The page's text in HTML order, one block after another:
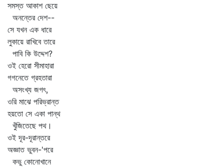
সমস্ত আকাশ ছেয়ে
অনন্তের দেশ--
সে যখন এক ধারে
লুকায়ে রাখিবে তারে
পাবি কি উদ্দেশ?
ওই হেরো সীমাহারা
গগনেতে গ্রহতারা
অসংখ্য জগৎ,
ওরি মাঝে পরিভ্রান্ত
হয়তো সে একা পান্থ
খুঁজিতেছে পথ।
ওই দূর-দূরান্তরে
অজ্ঞাত ভুবন-'পরে
কভু কোনোখানে